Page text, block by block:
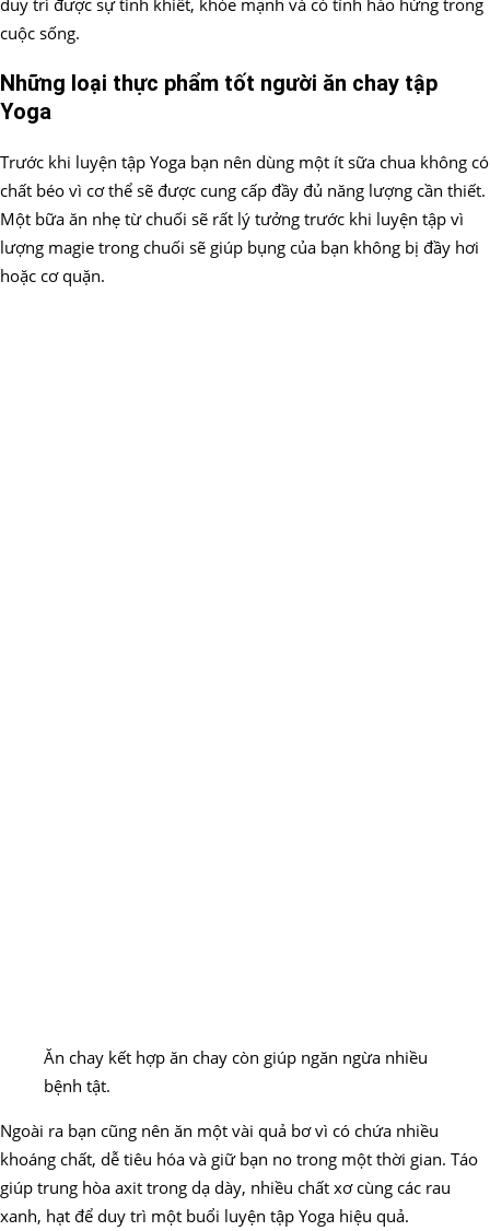
cuộc sống.
Những loại thực phẩm tốt người ăn chay tập
Yoga
Trước khi luyện tập Yoga bạn nên dùng một ít sữa chua không có
chất béo vì cơ thể sẽ được cung cấp đầy đủ năng lượng cần thiết.
Một bữa ăn nhẹ từ chuối sẽ rất lý tưởng trước khi luyện tập vì
lượng magie trong chuối sẽ giúp bụng của bạn không bị đầy hơi
hoặc cơ quặn.
Ăn chay kết hợp ăn chay còn giúp ngăn ngừa nhiều
bệnh tật.
Ngoài ra bạn cũng nên ăn một vài quả bơ vì có chứa nhiều
khoáng chất, dễ tiêu hóa và giữ bạn no trong một thời gian. Táo
giúp trung hòa axit trong dạ dày, nhiều chất xơ cùng các rau
xanh, hạt để duy trì một buổi luyện tập Yoga hiệu quả.